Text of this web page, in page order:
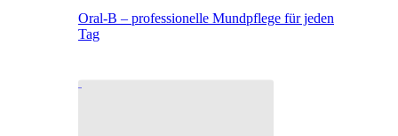
Oral-B – professionelle Mundpflege für jeden
Tag